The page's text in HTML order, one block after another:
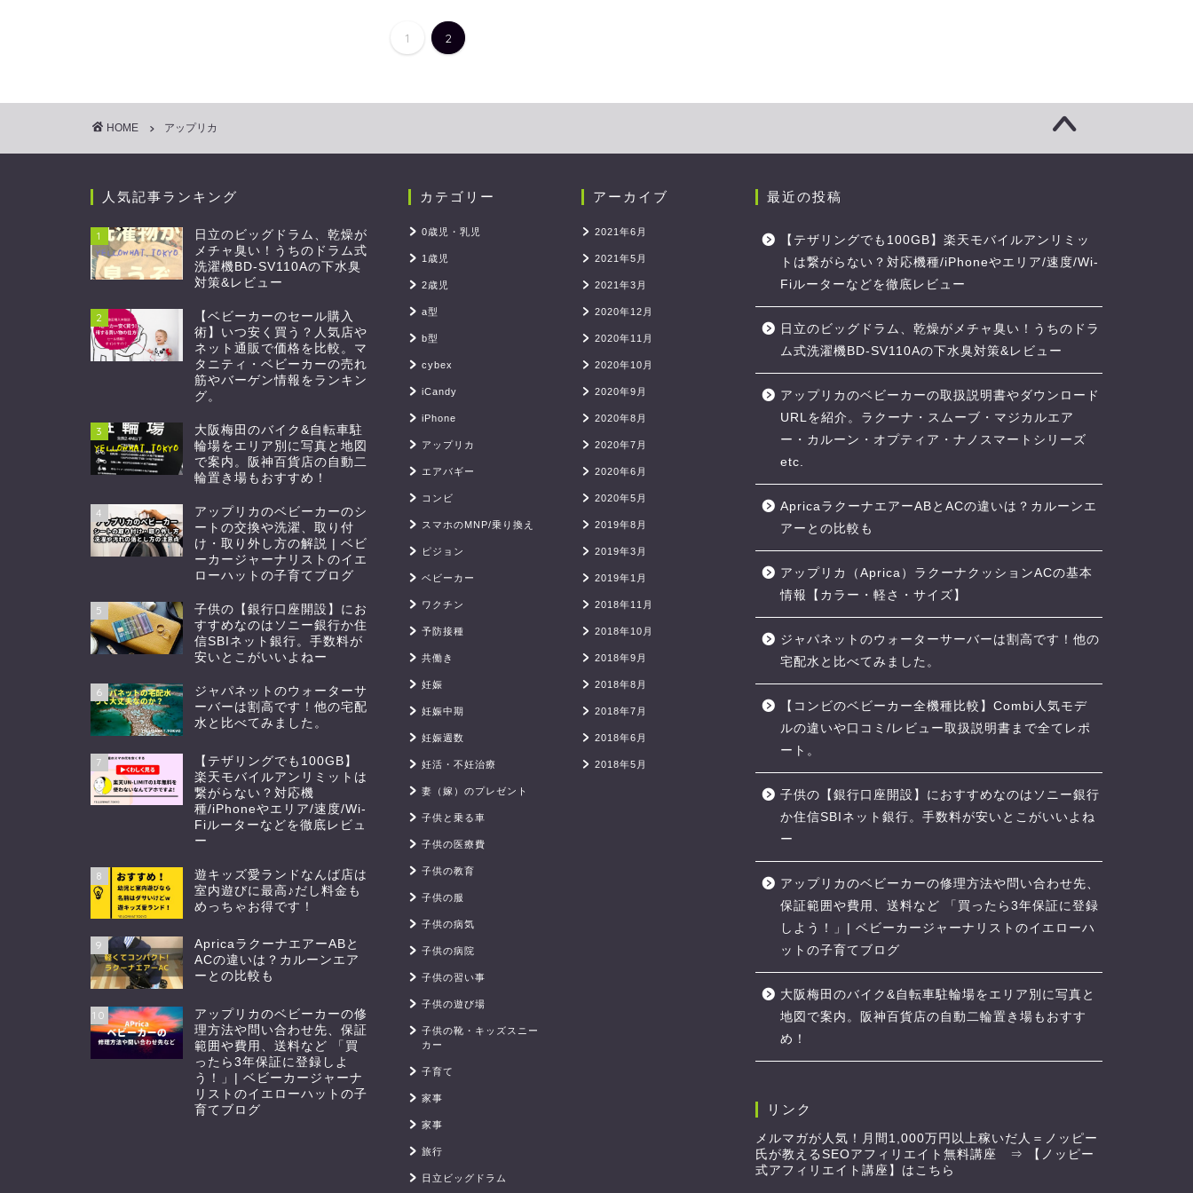
1 2
HOME アップリカ
人気記事ランキング
1
日立のビッグドラム、乾燥が
メチャ臭い！うちのドラム式
洗濯機BD-SV110Aの下水臭
対策&レビュー
2
【ベビーカーのセール購入
術】いつ安く買う？人気店や
ネット通販で価格を比較。マ
タニティ・ベビーカーの売れ
筋やバーゲン情報をランキン
グ。
3
大阪梅田のバイク&自転車駐
輪場をエリア別に写真と地図
で案内。阪神百貨店の自動二
輪置き場もおすすめ！
4
アップリカのベビーカーのシ
ートの交換や洗濯、取り付
け・取り外し方の解説 | ベビ
ーカージャーナリストのイエ
ローハットの子育てブログ
5
子供の【銀行口座開設】にお
すすめなのはソニー銀行か住
信SBIネット銀行。手数料が
安いとこがいいよねー
6
ジャパネットのウォーターサ
ーバーは割高です！他の宅配
水と比べてみました。
7
【テザリングでも100GB】
楽天モバイルアンリミットは
繋がらない？対応機
種/iPhoneやエリア/速度/Wi-
Fiルーターなどを徹底レビュ
ー
8
遊キッズ愛ランドなんば店は
室内遊びに最高♪だし料金も
めっちゃお得です！
9
ApricaラクーナエアーABと
ACの違いは？カルーンエア
ーとの比較も
10
アップリカのベビーカーの修
理方法や問い合わせ先、保証
範囲や費用、送料など 「買
ったら3年保証に登録しよ
う！」| ベビーカージャーナ
リストのイエローハットの子
育てブログ
カテゴリー
0歳児・乳児
1歳児
2歳児
a型
b型
cybex
iCandy
iPhone
アップリカ
エアバギー
コンビ
スマホのMNP/乗り換え
ピジョン
ベビーカー
ワクチン
予防接種
共働き
妊娠
妊娠中期
妊娠週数
妊活・不妊治療
妻（嫁）のプレゼント
子供と乗る車
子供の医療費
子供の教育
子供の服
子供の病気
子供の病院
子供の習い事
子供の遊び場
子供の靴・キッズスニー
カー
子育て
家事
家事
旅行
日立ビッグドラム
アーカイブ
2021年6月
2021年5月
2021年3月
2020年12月
2020年11月
2020年10月
2020年9月
2020年8月
2020年7月
2020年6月
2020年5月
2019年8月
2019年3月
2019年1月
2018年11月
2018年10月
2018年9月
2018年8月
2018年7月
2018年6月
2018年5月
最近の投稿
【テザリングでも100GB】楽天モバイルアンリミッ
トは繋がらない？対応機種/iPhoneやエリア/速度/Wi-
Fiルーターなどを徹底レビュー
日立のビッグドラム、乾燥がメチャ臭い！うちのドラ
ム式洗濯機BD-SV110Aの下水臭対策&レビュー
アップリカのベビーカーの取扱説明書やダウンロード
URLを紹介。ラクーナ・スムーブ・マジカルエア
ー・カルーン・オプティア・ナノスマートシリーズ
etc.
ApricaラクーナエアーABとACの違いは？カルーンエ
アーとの比較も
アップリカ（Aprica）ラクーナクッションACの基本
情報【カラー・軽さ・サイズ】
ジャパネットのウォーターサーバーは割高です！他の
宅配水と比べてみました。
【コンビのベビーカー全機種比較】Combi人気モデ
ルの違いや口コミ/レビュー取扱説明書まで全てレポ
ート。
子供の【銀行口座開設】におすすめなのはソニー銀行
か住信SBIネット銀行。手数料が安いとこがいいよね
ー
アップリカのベビーカーの修理方法や問い合わせ先、
保証範囲や費用、送料など 「買ったら3年保証に登録
しよう！」| ベビーカージャーナリストのイエローハ
ットの子育てブログ
大阪梅田のバイク&自転車駐輪場をエリア別に写真と
地図で案内。阪神百貨店の自動二輪置き場もおすす
め！
リンク
メルマガが人気！月間1,000万円以上稼いだ人＝ノッピー
氏が教えるSEOアフィリエイト無料講座 ⇒
【ノッピー
式アフィリエイト講座】はこちら